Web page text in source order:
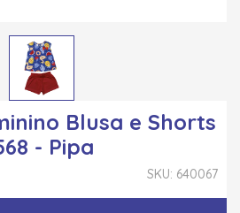
Blusa e Shorts
- Pipa
SKU: 640067